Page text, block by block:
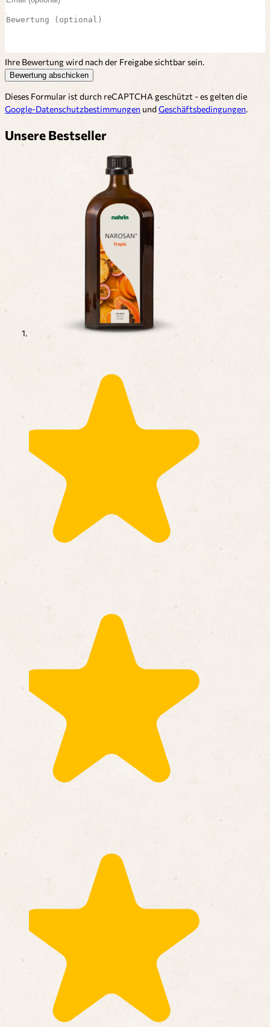
Ihre Bewertung wird nach der Freigabe sichtbar sein.
Bewertung abschicken
Dieses Formular ist durch reCAPTCHA geschützt - es gelten die
Google-Datenschutzbestimmungen und Geschäftsbedingungen.
Unsere Bestseller